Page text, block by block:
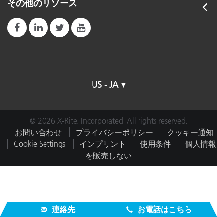
その他のリソース
US - JA
© 2026 X-Rite, Incorporated. All rights reserved.
お問い合わせ
プライバシーポリシー
クッキー通知
Cookie Settings
インプリント 使用条件
個人情報
を販売しない
連絡先 お電話はこちら